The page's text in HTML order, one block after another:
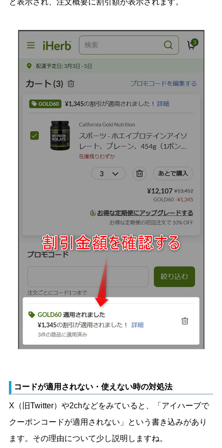
コードが適用されない・使えない時の対処法
X（旧Twitter）や2chなどをみていると、「アイハーブで
クーポンコードが適用されない」という書き込みがあり
ます。その理由について少し説明しますね。